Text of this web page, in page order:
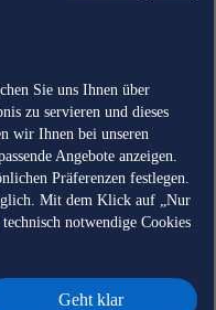
Sie uns Ihnen über
zu servieren und dieses
wir Ihnen bei unseren
Angebote anzeigen.
Präferenzen festlegen.
Mit dem Klick auf „Nur
notwendige Cookies
Geht klar